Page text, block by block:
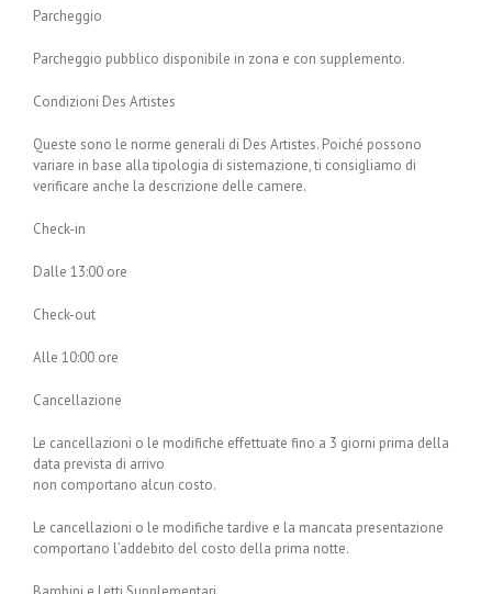
Parcheggio
Parcheggio pubblico disponibile in zona e con supplemento.
Condizioni Des Artistes
Queste sono le norme generali di Des Artistes. Poiché possono
variare in base alla tipologia di sistemazione, ti consigliamo di
verificare anche la descrizione delle camere.
Check-in
Dalle 13:00 ore
Check-out
Alle 10:00 ore
Cancellazione
Le cancellazioni o le modifiche effettuate fino a 3 giorni prima della
data prevista di arrivo
non comportano alcun costo.
Le cancellazioni o le modifiche tardive e la mancata presentazione
comportano l’addebito del costo della prima notte.